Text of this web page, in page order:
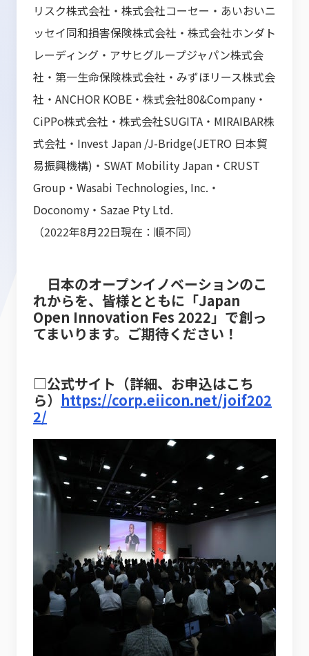
リスク株式会社・株式会社コーセー・あいおいニ
ッセイ同和損害保険株式会社・株式会社ホンダト
レーディング・アサヒグループジャパン株式会
社・第一生命保険株式会社・みずほリース株式会
社・ANCHOR KOBE・株式会社80&Company・
CiPPo株式会社・株式会社SUGITA・MIRAIBAR株
式会社・Invest Japan /J-Bridge(JETRO 日本貿
易振興機構)・SWAT Mobility Japan・CRUST
Group・Wasabi Technologies, Inc.・
Doconomy・Sazae Pty Ltd.
（2022年8月22日現在：順不同）
日本のオープンイノベーションのこ
れからを、皆様とともに「Japan
Open Innovation Fes 2022」で創っ
てまいります。ご期待ください！
□公式サイト（詳細、お申込はこち
ら） https://corp.eiicon.net/joif202
2/